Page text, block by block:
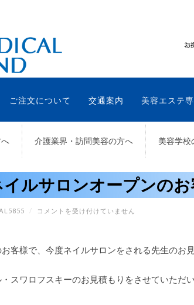
ご注文について 交通案内 美容エステ
介護業界・訪問美容の方へ 美容学校
イルサロンオープンの
/
ネ
ン
プ
コメントを受け付けていません
客様で、今度ネイルサロンをされる先生のお
・スワロフスキーのお見積もりをさせていただ